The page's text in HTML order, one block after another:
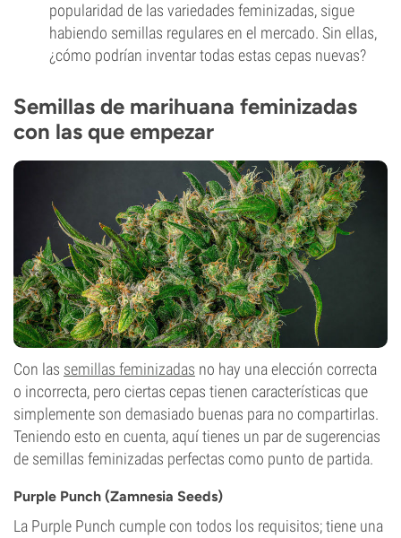
popularidad de las variedades feminizadas, sigue
habiendo semillas regulares en el mercado. Sin ellas,
¿cómo podrían inventar todas estas cepas nuevas?
Semillas de marihuana feminizadas
con las que empezar
Con las semillas feminizadas no hay una elección correcta
o incorrecta, pero ciertas cepas tienen características que
simplemente son demasiado buenas para no compartirlas.
Teniendo esto en cuenta, aquí tienes un par de sugerencias
de semillas feminizadas perfectas como punto de partida.
Purple Punch (Zamnesia Seeds)
La Purple Punch cumple con todos los requisitos; tiene una